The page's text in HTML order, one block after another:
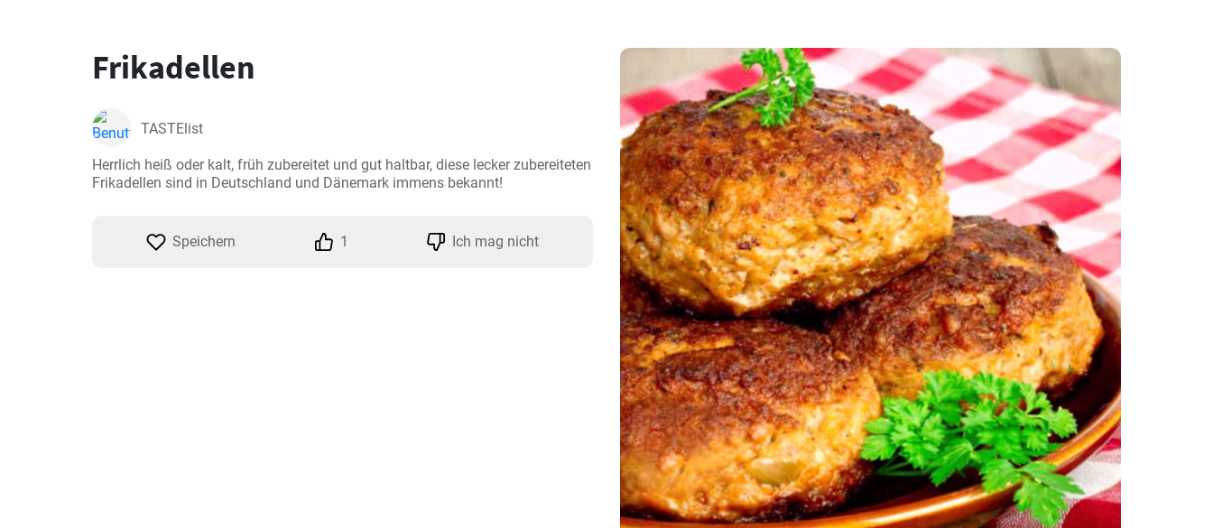
Frikadellen
TASTElist
Herrlich heiß oder kalt, früh zubereitet und gut haltbar, diese lecker zubereiteten
Frikadellen sind in Deutschland und Dänemark immens bekannt!
Speichern 1 Ich mag nicht